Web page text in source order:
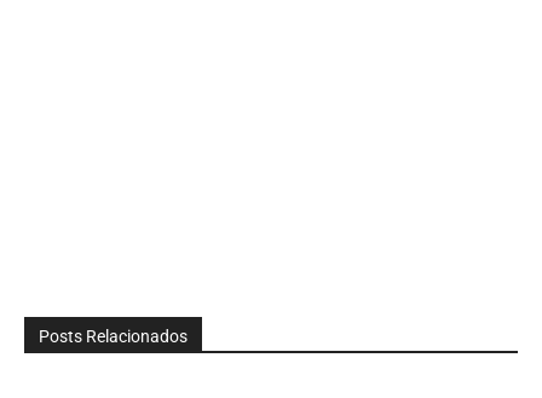
Posts Relacionados